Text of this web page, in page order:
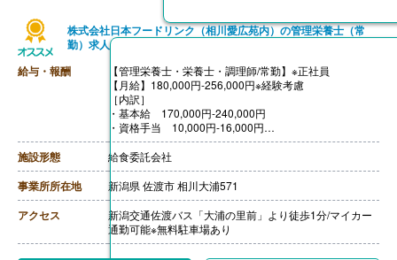
株式会社日本フードリンク（相川愛広苑内）の管理栄養士（常
勤）求人
給与・報酬
【管理栄養士・栄養士・調理師/常勤】※正社員
【月給】180,000円-256,000円※経験考慮
［内訳］
・基本給 170,000円-240,000円
・資格手当 10,000円-16,000円
［その他手当］
・早出手当 300円/回
・家族手当
・年末年始特別手当
・ライフプラン手当 5,610円-7,920円
※基本給の3.3％を拠出、入社時に確定拠出年金に加入す
るまたは給与に上乗せして受け取りするのいずれかを選
択
施設形態 給食委託会社
事業所所在地 新潟県 佐渡市 相川大浦571
アクセス
新潟交通佐渡バス「大浦の里前」より徒歩1分/マイカー
通勤可能※無料駐車場あり